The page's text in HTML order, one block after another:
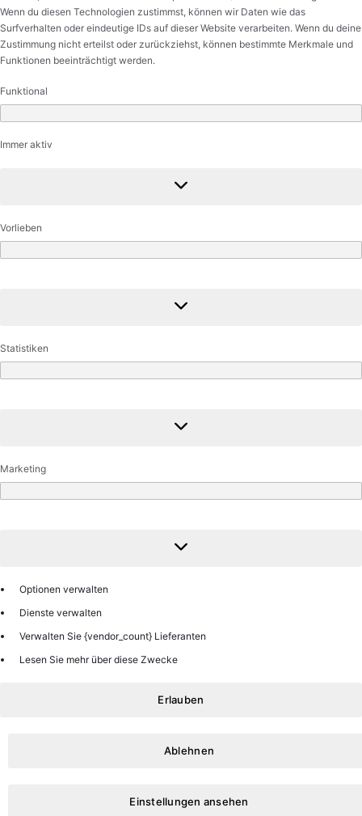
Wenn du diesen Technologien zustimmst, können wir Daten wie das
Surfverhalten oder eindeutige IDs auf dieser Website verarbeiten. Wenn du deine
Zustimmung nicht erteilst oder zurückziehst, können bestimmte Merkmale und
Funktionen beeinträchtigt werden.
Funktional
Funktional
Immer aktiv
Vorlieben
Statistiken
Marketing
Optionen verwalten
Dienste verwalten
Verwalten Sie {vendor_count} Lieferanten
Lesen Sie mehr über diese Zwecke
Erlauben
Ablehnen
Einstellungen ansehen